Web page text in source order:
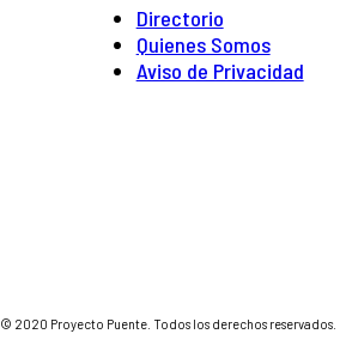
Directorio
Quienes Somos
Aviso de Privacidad
© 2020 Proyecto Puente. Todos los derechos reservados.